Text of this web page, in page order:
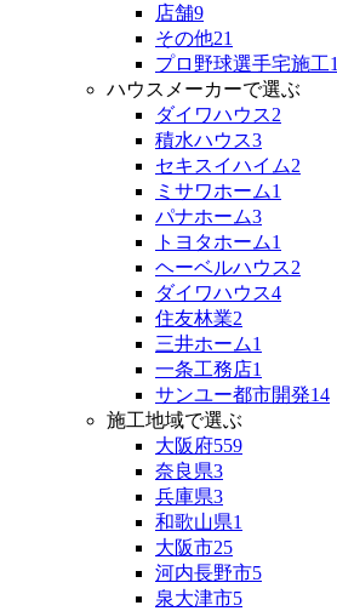
店舗9
その他21
プロ野球選手宅施工1
ハウスメーカーで選ぶ
ダイワハウス2
積水ハウス3
セキスイハイム2
ミサワホーム1
パナホーム3
トヨタホーム1
ヘーベルハウス2
ダイワハウス4
住友林業2
三井ホーム1
一条工務店1
サンユー都市開発14
施工地域で選ぶ
大阪府559
奈良県3
兵庫県3
和歌山県1
大阪市25
河内長野市5
泉大津市5